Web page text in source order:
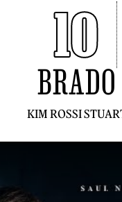
10
BRADO
KIM ROSSI